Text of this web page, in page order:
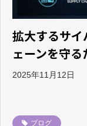
拡大するサ
ェーンを守る
2025年11月12日
ブログ